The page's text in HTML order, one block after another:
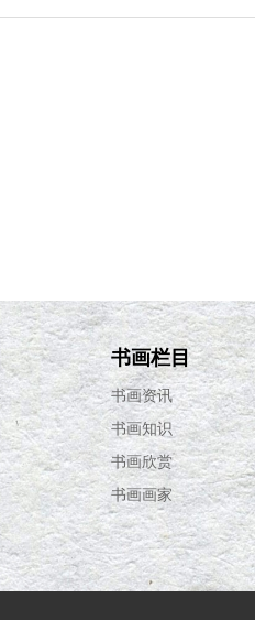
书画栏目
书画资讯
书画知识
书画欣赏
书画画家